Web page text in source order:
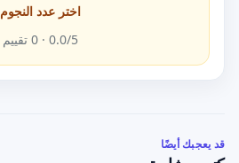
اختر عدد النجوم
0.0/5 ·
0 تقييم
قد يعجبك أيضًا